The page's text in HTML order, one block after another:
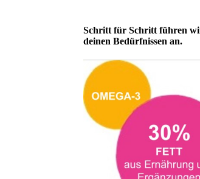
Schritt für Schritt führen
deinen Bedürfnissen an.